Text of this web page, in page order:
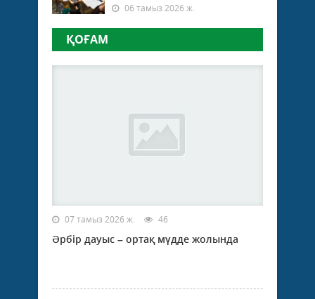
06 тамыз 2026 ж.
ҚОҒАМ
07 тамыз 2026 ж. 46
Әрбір дауыс – ортақ мүдде жолында